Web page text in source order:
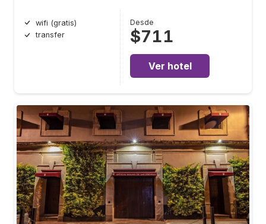
wifi (gratis)
transfer
Desde
$711
Ver hotel